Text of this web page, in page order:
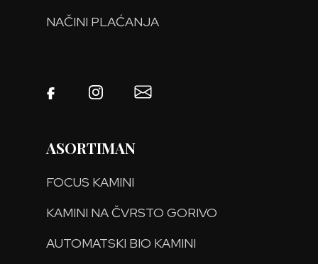
NAČINI PLAĆANJA
ASORTIMAN
FOCUS KAMINI
KAMINI NA ČVRSTO GORIVO
AUTOMATSKI BIO KAMINI